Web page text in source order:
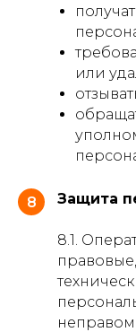
или
8 Защита
8.1.